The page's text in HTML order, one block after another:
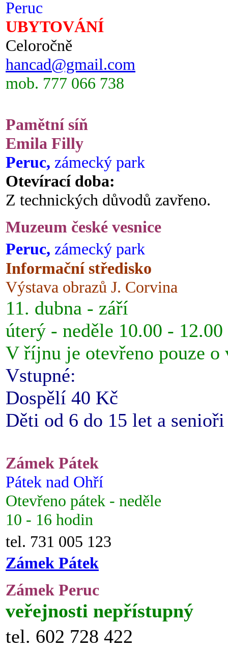
Peruc
UBYTOVÁNÍ
Celoročně
hancad@gmail.com
mob. 777 066 738
Pamětní síň
Emila Filly
Peruc, zámecký park
Otevírací doba:
Z technických důvodů zavřeno.
Muzeum české vesnice
Peruc, zámecký park
Informační středisko
Výstava obrazů J. Corvina
11. dubna - září
úterý - neděle 10.00 -
V říjnu je otevřeno pouze o
Vstupné:
Dospělí 40 Kč
Děti od 6 do 15 let a
Zámek Pátek
Pátek nad Ohří
Otevřeno pátek - neděle
10 - 16 hodin
tel. 731 005 123
Zámek Pátek
Zámek Peruc
veřejnosti nepřístupný
tel. 602 728 422